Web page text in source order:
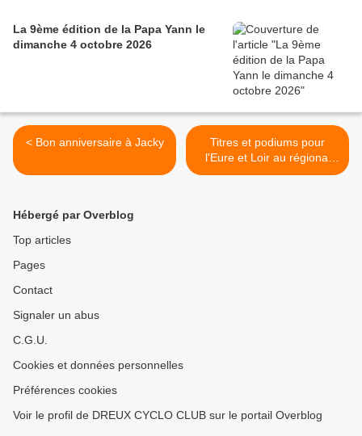
La 9ème édition de la Papa Yann le
dimanche 4 octobre 2026
< Bon anniversaire à Jacky
Titres et podiums pour
l'Eure et Loir au régional
contre la montre >
Hébergé par Overblog
Top articles
Pages
Contact
Signaler un abus
C.G.U.
Cookies et données personnelles
Préférences cookies
Voir le profil de DREUX CYCLO CLUB sur le portail Overblog